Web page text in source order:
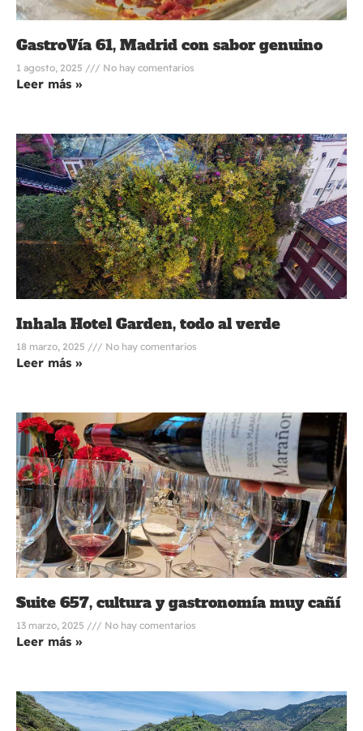
GastroVía 61, Madrid con sabor genuino
1 agosto, 2025 No hay comentarios
Leer más »
Inhala Hotel Garden, todo al verde
18 marzo, 2025 No hay comentarios
Leer más »
Suite 657, cultura y gastronomía muy cañí
13 marzo, 2025 No hay comentarios
Leer más »